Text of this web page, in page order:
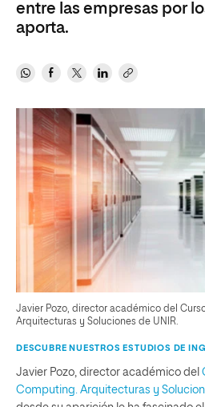
entre las empresas por
aporta.
Javier Pozo, director académico del
Arquitecturas y Soluciones de UNIR.
DESCUBRE NUESTROS ESTUDIOS DE
Javier Pozo, director académico del
Computing. Arquitecturas y